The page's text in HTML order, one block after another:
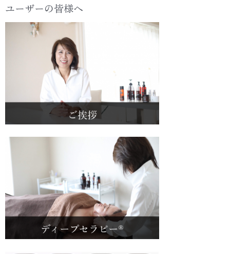
ユーザーの皆様へ